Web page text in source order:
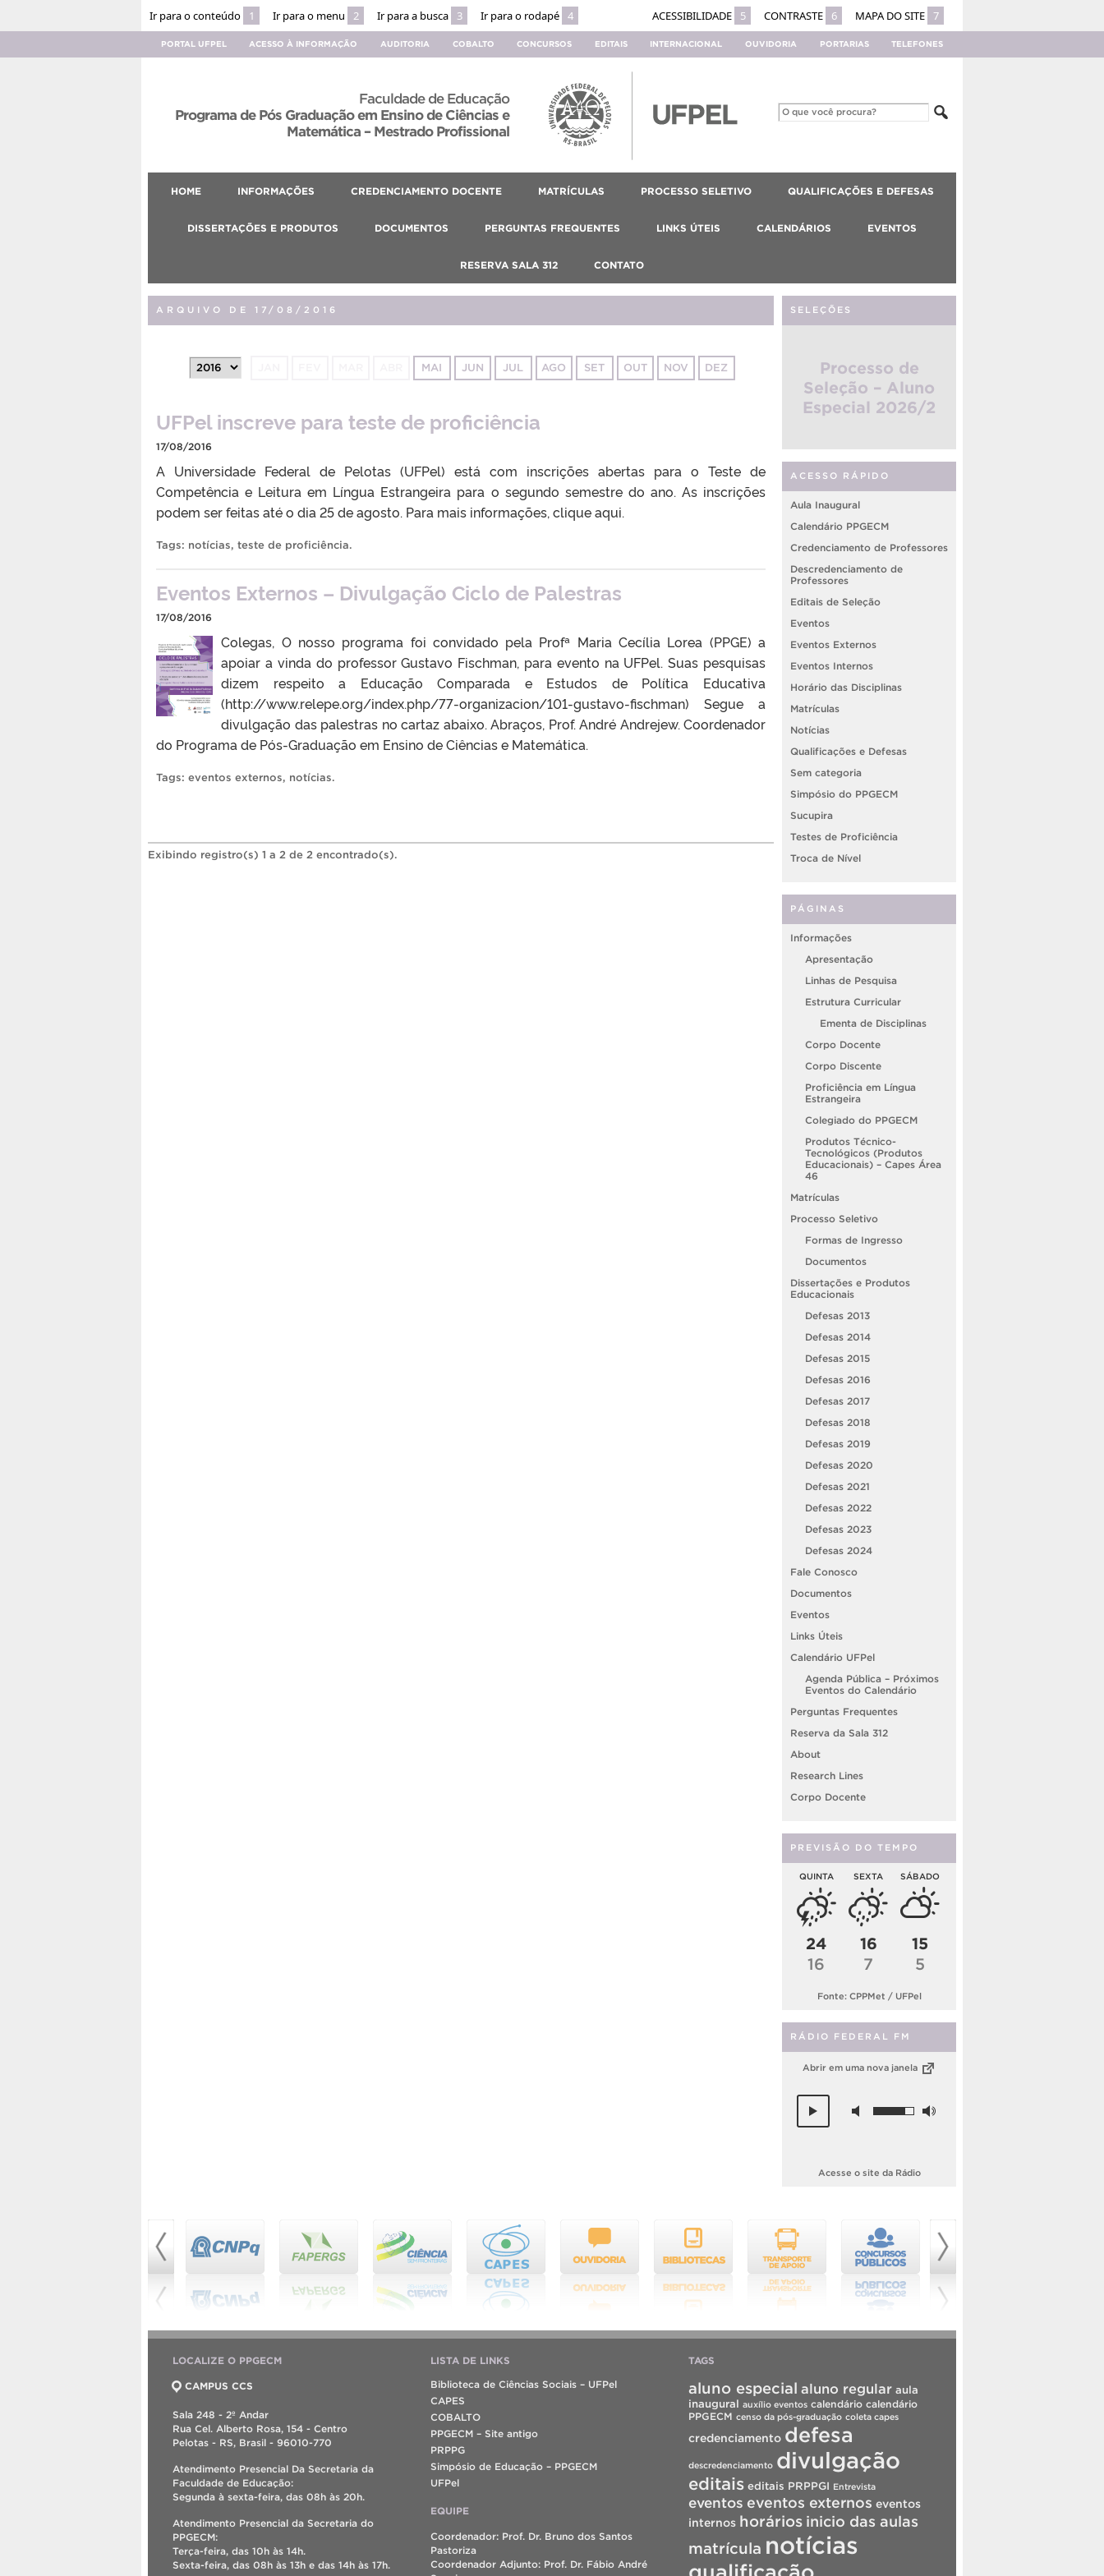
Ir para o conteúdo 1 Ir para o menu 2 Ir para a busca 3 Ir para o rodapé 4 ACESSIBILIDADE 5 CONTRASTE 6 MAPA DO SITE 7
PORTAL UFPEL ACESSO À INFORMAÇÃO AUDITORIA COBALTO CONCURSOS EDITAIS INTERNACIONAL OUVIDORIA PORTARIAS TELEFONES
Faculdade de Educação
Programa de Pós Graduação em Ensino de Ciências e
Matemática – Mestrado Profissional
HOME INFORMAÇÕES CREDENCIAMENTO DOCENTE MATRÍCULAS PROCESSO SELETIVO QUALIFICAÇÕES E DEFESAS
DISSERTAÇÕES E PRODUTOS DOCUMENTOS PERGUNTAS FREQUENTES LINKS ÚTEIS CALENDÁRIOS EVENTOS
RESERVA SALA 312 CONTATO
ARQUIVO DE 17/08/2016
MAI JUN JUL AGO SET OUT NOV DEZ
UFPel inscreve para teste de proficiência
17/08/2016
A Universidade Federal de Pelotas (UFPel) está com inscrições abertas para o Teste de
Competência e Leitura em Língua Estrangeira para o segundo semestre do ano. As inscrições
podem ser feitas até o dia 25 de agosto. Para mais informações, clique aqui.
Tags: notícias, teste de proficiência.
Eventos Externos – Divulgação Ciclo de Palestras
17/08/2016
Colegas, O nosso programa foi convidado pela Profª Maria Cecília Lorea (PPGE) a
apoiar a vinda do professor Gustavo Fischman, para evento na UFPel. Suas pesquisas
dizem respeito a Educação Comparada e Estudos de Política Educativa
(http://www.relepe.org/index.php/77-organizacion/101-gustavo-fischman) Segue a
divulgação das palestras no cartaz abaixo. Abraços, Prof. André Andrejew. Coordenador
do Programa de Pós-Graduação em Ensino de Ciências e Matemática.
Tags: eventos externos, notícias.
Exibindo registro(s) 1 a 2 de 2 encontrado(s).
SELEÇÕES
Processo de
Seleção – Aluno
Especial 2026/2
ACESSO RÁPIDO
Aula Inaugural
Calendário PPGECM
Credenciamento de Professores
Descredenciamento de
Professores
Editais de Seleção
Eventos
Eventos Externos
Eventos Internos
Horário das Disciplinas
Matrículas
Notícias
Qualificações e Defesas
Sem categoria
Simpósio do PPGECM
Sucupira
Testes de Proficiência
Troca de Nível
PÁGINAS
Informações
Apresentação
Linhas de Pesquisa
Estrutura Curricular
Ementa de Disciplinas
Corpo Docente
Corpo Discente
Proficiência em Língua
Estrangeira
Colegiado do PPGECM
Produtos Técnico-
Tecnológicos (Produtos
Educacionais) – Capes Área
46
Matrículas
Processo Seletivo
Formas de Ingresso
Documentos
Dissertações e Produtos
Educacionais
Defesas 2013
Defesas 2014
Defesas 2015
Defesas 2016
Defesas 2017
Defesas 2018
Defesas 2019
Defesas 2020
Defesas 2021
Defesas 2022
Defesas 2023
Defesas 2024
Fale Conosco
Documentos
Eventos
Links Úteis
Calendário UFPel
Agenda Pública – Próximos
Eventos do Calendário
Perguntas Frequentes
Reserva da Sala 312
About
Research Lines
Corpo Docente
PREVISÃO DO TEMPO
QUINTA
24
16
SEXTA
16
7
SÁBADO
15
5
Fonte: CPPMet / UFPel
RÁDIO FEDERAL FM
Abrir em uma nova janela
Acesse o site da Rádio
LOCALIZE O PPGECM
CAMPUS CCS
Sala 248 - 2º Andar
Rua Cel. Alberto Rosa, 154 - Centro
Pelotas - RS, Brasil - 96010-770
Atendimento Presencial Da Secretaria da
Faculdade de Educação:
Segunda à sexta-feira, das 08h às 20h.
Atendimento Presencial da Secretaria do
PPGECM:
Terça-feira, das 10h às 14h.
Sexta-feira, das 08h às 13h e das 14h às 17h.
LISTA DE LINKS
Biblioteca de Ciências Sociais – UFPel
CAPES
COBALTO
PPGECM – Site antigo
PRPPG
Simpósio de Educação – PPGECM
UFPel
EQUIPE
Coordenador: Prof. Dr. Bruno dos Santos
Pastoriza
Coordenador Adjunto: Prof. Dr. Fábio André
TAGS
aluno especial aluno regular aula
inaugural auxílio eventos calendário calendário
PPGECM censo da pós-graduação coleta capes
credenciamento defesa
descredenciamento divulgação
editais editais PRPPGI Entrevista
eventos eventos externos eventos
internos horários inicio das aulas
matrícula notícias